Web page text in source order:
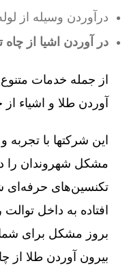
درآوردن وسیله از
در آوردن اشیا از چاه
از جمله خدمات
آوردن طلا و اشیاء
این شرکتها با
مشکل شهروندان را
تکنسین‌های حرفه‌ای
افتاده به داخل
بروز مشکل برای شما
بیرون آوردن طلا از